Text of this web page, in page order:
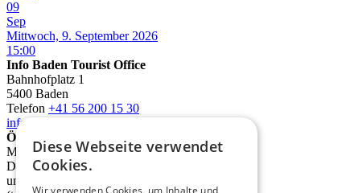
09
Sep
Mittwoch, 9. September 2026
15:00
Info Baden Tourist Office
Bahnhofplatz 1
5400 Baden
Telefon +41 56 200 15 30
info@deinbaden.ch
Öffnungszeiten
Montag 13.30 - 17.30 Uhr
Dienstag bis Freitag 10.00 - 12.30 Uhr
und 13.30 - 17.30 Uhr
Diese Webseite verwendet
Cookies.
Wir verwenden Cookies, um Inhalte und